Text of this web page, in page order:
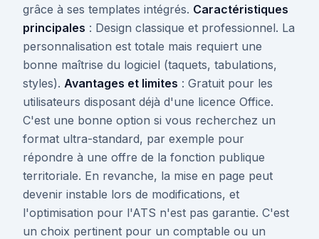
grâce à ses templates intégrés. Caractéristiques
principales : Design classique et professionnel. La
personnalisation est totale mais requiert une
bonne maîtrise du logiciel (taquets, tabulations,
styles). Avantages et limites : Gratuit pour les
utilisateurs disposant déjà d'une licence Office.
C'est une bonne option si vous recherchez un
format ultra-standard, par exemple pour
répondre à une offre de la fonction publique
territoriale. En revanche, la mise en page peut
devenir instable lors de modifications, et
l'optimisation pour l'ATS n'est pas garantie. C'est
un choix pertinent pour un comptable ou un